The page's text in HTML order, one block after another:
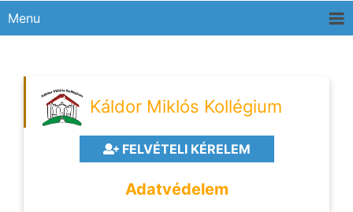
Menu
Káldor Miklós Kollégium
FELVÉTELI KÉRELEM
Adatvédelem